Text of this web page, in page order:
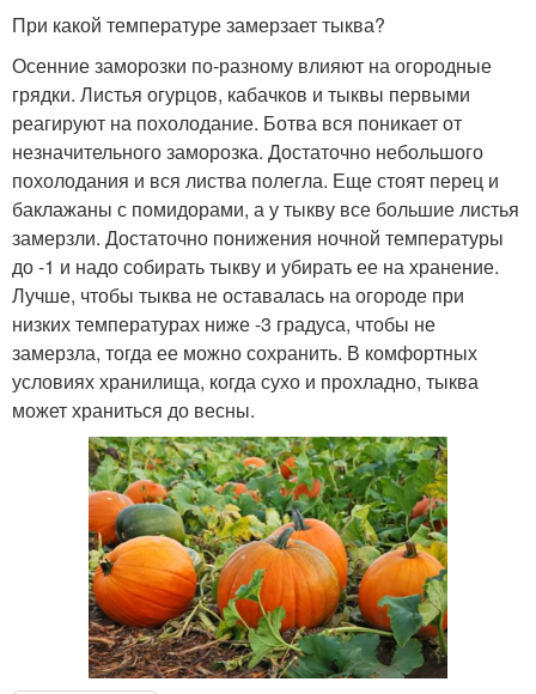
При какой температуре замерзает тыква?
Осенние заморозки по-разному влияют на огородные
грядки. Листья огурцов, кабачков и тыквы первыми
реагируют на похолодание. Ботва вся поникает от
незначительного заморозка. Достаточно небольшого
похолодания и вся листва полегла. Еще стоят перец и
баклажаны с помидорами, а у тыкву все большие листья
замерзли. Достаточно понижения ночной температуры
до -1 и надо собирать тыкву и убирать ее на хранение.
Лучше, чтобы тыква не оставалась на огороде при
низких температурах ниже -3 градуса, чтобы не
замерзла, тогда ее можно сохранить. В комфортных
условиях хранилища, когда сухо и прохладно, тыква
может храниться до весны.